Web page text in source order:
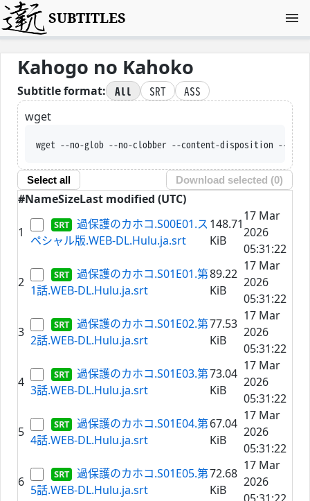
SUBTITLES
Kahogo no Kahoko
Subtitle format: All SRT
ASS
wget
wget --no-glob --no-clobber --content-disposition --trust-server-
Select all Download selected (0)
#NameSizeLast modified (UTC)
1
過保護のカホコ.S00E01.ス
ペシャル版.WEB-DL.Hulu.ja.srt
148.71
KiB
17 Mar
2026
05:31:22
2
過保護のカホコ.S01E01.第
1話.WEB-DL.Hulu.ja.srt
89.22
KiB
17 Mar
2026
05:31:22
3
過保護のカホコ.S01E02.第
2話.WEB-DL.Hulu.ja.srt
77.53
KiB
17 Mar
2026
05:31:22
4
過保護のカホコ.S01E03.第
3話.WEB-DL.Hulu.ja.srt
73.04
KiB
17 Mar
2026
05:31:22
5
過保護のカホコ.S01E04.第
4話.WEB-DL.Hulu.ja.srt
67.04
KiB
17 Mar
2026
05:31:22
6
過保護のカホコ.S01E05.第
5話.WEB-DL.Hulu.ja.srt
72.68
KiB
17 Mar
2026